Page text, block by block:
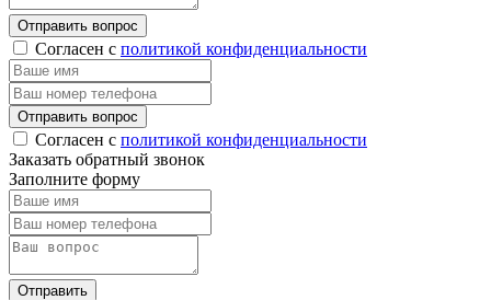
Отправить вопрос
Согласен с политикой конфиденциальности
Отправить вопрос
Согласен с политикой конфиденциальности
Заказать обратный звонок
Заполните форму
Отправить